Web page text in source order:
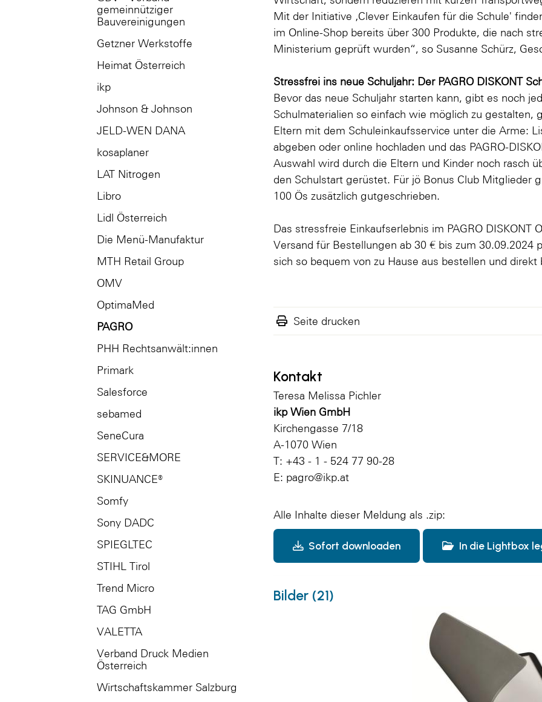
gemeinnütziger
Bauvereinigungen
Getzner Werkstoffe
Heimat Österreich
ikp
Johnson & Johnson
JELD-WEN DANA
kosaplaner
LAT Nitrogen
Libro
Lidl Österreich
Die Menü-Manufaktur
MTH Retail Group
OMV
OptimaMed
PAGRO
PHH Rechtsanwält:innen
Primark
Salesforce
sebamed
SeneCura
SERVICE&MORE
SKINUANCE®
Somfy
Sony DADC
SPIEGLTEC
STIHL Tirol
Trend Micro
TAG GmbH
VALETTA
Verband Druck Medien
Österreich
Wirtschaftskammer Salzburg
Mit der Initiative ‚Clever Einkaufen für die Schule'
im Online-Shop bereits über 300 Produkte, die nach
Ministerium geprüft wurden“, so Susanne Schürz,
Stressfrei ins neue Schuljahr: Der PAGRO DISKONT
Bevor das neue Schuljahr starten kann, gibt es noch
Schulmaterialien so einfach wie möglich zu gestalten,
Eltern mit dem Schuleinkaufsservice unter die Arme:
abgeben oderonline hochladen und das PAGRO-
Auswahl wird durch die Eltern und Kinder noch rasch
den Schulstart gerüstet. Für jö Bonus Club Mitglieder
100 Ös zusätzlich gutgeschrieben.
Das stressfreie Einkaufserlebnis im PAGRO DISKONT
Versand für Bestellungen ab 30 € bis zum 30.09.2024
sich so bequem von zu Hause aus bestellen und
Seite drucken
Kontakt
Teresa Melissa Pichler
ikp Wien GmbH
Kirchengasse 7/18
A-1070 Wien
T: +43 - 1 - 524 77 90-28
E: pagro@ikp.at
Alle Inhalte dieser Meldung als .zip:
Sofort downloaden In die Lightbox
Bilder (21)